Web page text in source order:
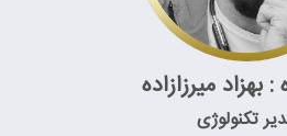
بهزاد میرزازاده
تکنولوژی